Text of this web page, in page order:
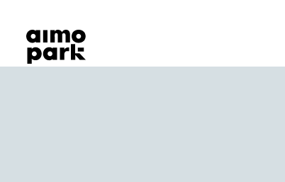
Hitta parkering
Samarbete
Kundservice